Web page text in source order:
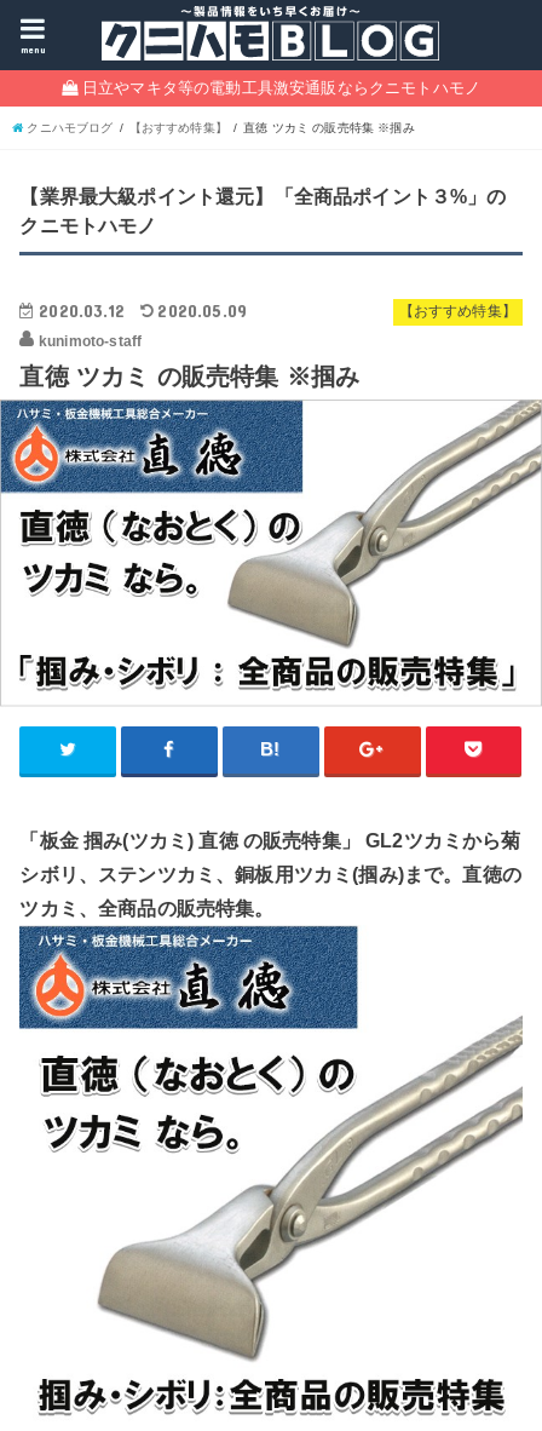
menu
日立やマキタ等の電動工具激安通販ならクニモトハモノ
クニハモブログ 【おすすめ特集】 直徳 ツカミ の販売特集 ※掴み
【業界最大級ポイント還元】「全商品ポイント３%」の
クニモトハモノ
【おすすめ特集】
2020.03.12 2020.05.09
kunimoto-staff
直徳 ツカミ の販売特集 ※掴み
「板金 掴み(ツカミ) 直徳 の販売特集」 GL2ツカミから菊
シボリ、ステンツカミ、銅板用ツカミ(掴み)まで。直徳の
ツカミ、全商品の販売特集。